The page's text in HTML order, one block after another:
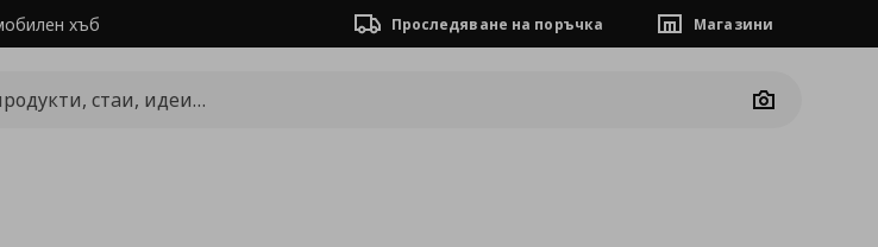
хъб Проследяване на поръчка Магазини
Camera